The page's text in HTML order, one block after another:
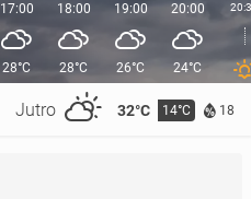
Jutro 32°C 14°C 18
17:00
28°C
18:00
28°C
19:00
26°C
20:00
24°C